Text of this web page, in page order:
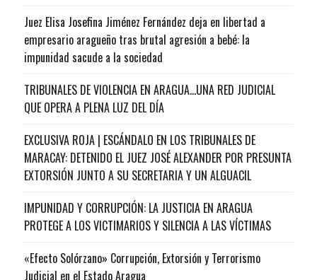
Juez Elisa Josefina Jiménez Fernández deja en libertad a
empresario aragueño tras brutal agresión a bebé: la
impunidad sacude a la sociedad
TRIBUNALES DE VIOLENCIA EN ARAGUA…UNA RED JUDICIAL
QUE OPERA A PLENA LUZ DEL DÍA
EXCLUSIVA ROJA | ESCÁNDALO EN LOS TRIBUNALES DE
MARACAY: DETENIDO EL JUEZ JOSÉ ALEXANDER POR PRESUNTA
EXTORSIÓN JUNTO A SU SECRETARIA Y UN ALGUACIL
IMPUNIDAD Y CORRUPCIÓN: LA JUSTICIA EN ARAGUA
PROTEGE A LOS VICTIMARIOS Y SILENCIA A LAS VÍCTIMAS
«Efecto Solórzano» Corrupción, Extorsión y Terrorismo
Judicial en el Estado Aragua